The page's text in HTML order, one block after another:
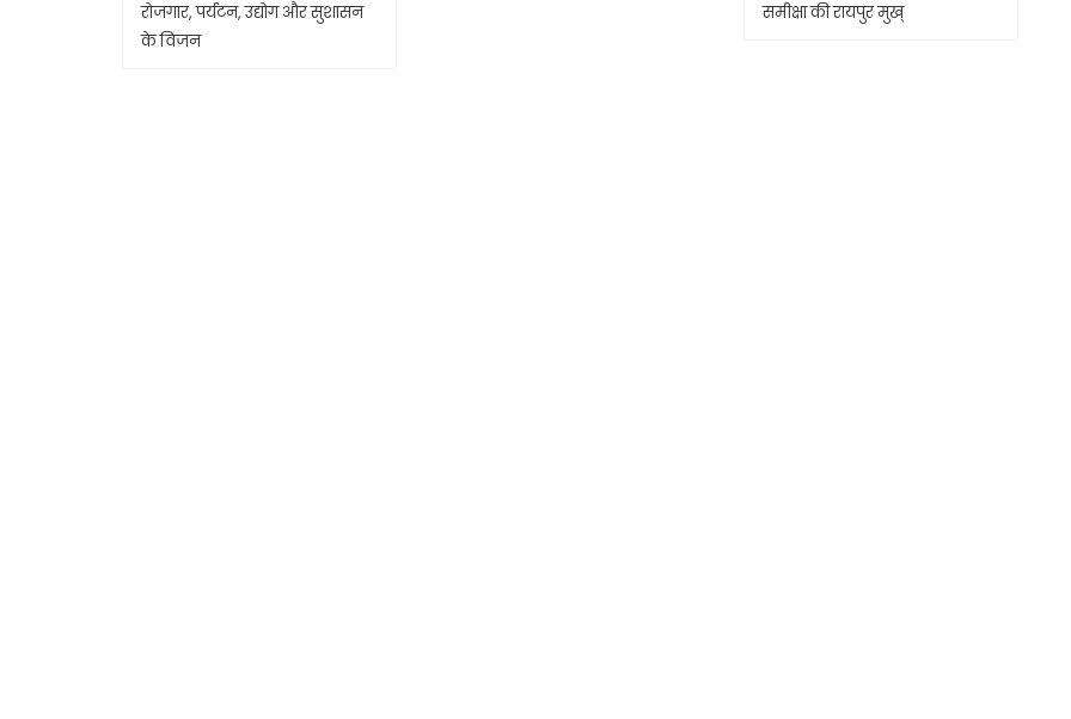
रोजगार, पर्यटन, उद्योग और सुशासन
के विजन
समीक्षा की रायपुर मुख्